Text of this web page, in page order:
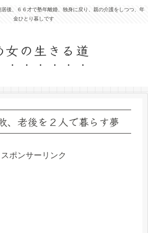
後、６６才で塾年離婚、独身に戻り、親の介護をしつつ、年
金ひとり暮しです
女の生きる道
、老後を２人で暮らす夢
スポンサーリンク